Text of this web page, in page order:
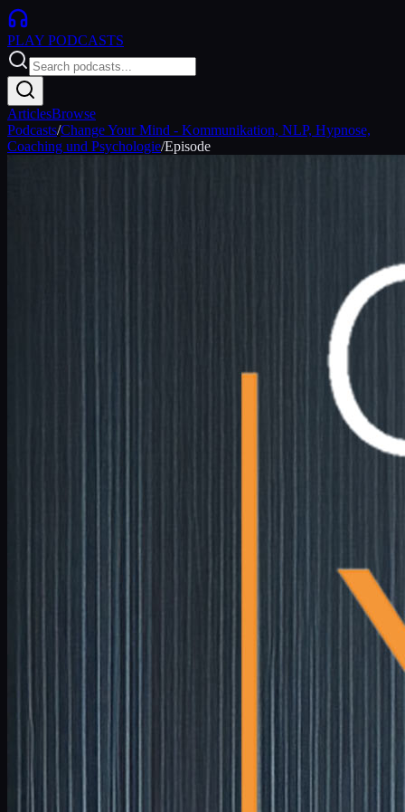
PLAY PODCASTS
ArticlesBrowse
Podcasts/Change Your Mind - Kommunikation, NLP, Hypnose,
Coaching und Psychologie/Episode